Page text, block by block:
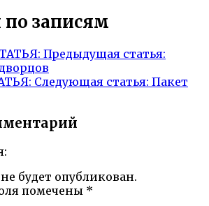
записям
Предыдущая статья:
Следующая статья: Пакет
будет опубликован.
помечены *